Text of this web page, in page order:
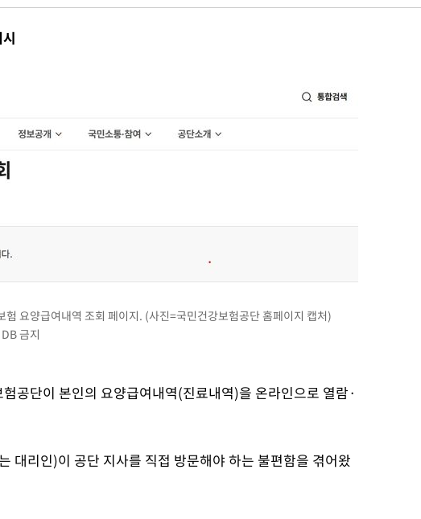
구축
마감 다우
꺾인다"
관 등 압수수
표 8월 중 예
실
개장
축
마감 다우
요양급여내역 조회 페이지. (사진=국민건강보험공단 홈페이지 캡처)
금지
공단이 본인의 요양급여내역(진료내역)을 온라인으로 열람·
대리인)이 공단 지사를 직접 방문해야 하는 불편함을 겪어왔